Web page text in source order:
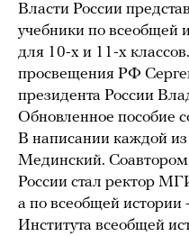
Власти России
учебники по всеобщей
для 10-х и 11-х
просвещения РФ
президента России
Обновленное пособие
В написании каждой из
Мединский. Соавтором
России стал ректор
а по всеобщей истории
Института всеобщей